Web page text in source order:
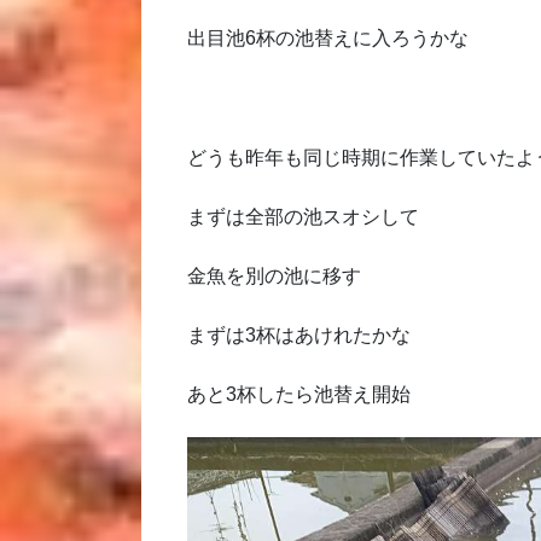
出目池6杯の池替えに入ろうかな
どうも昨年も同じ時期に作業していたよ
まずは全部の池スオシして
金魚を別の池に移す
まずは3杯はあけれたかな
あと3杯したら池替え開始